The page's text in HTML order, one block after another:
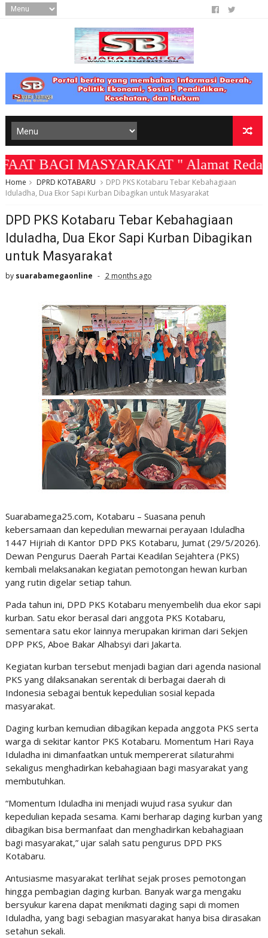
MASYARAKAT " Alamat Redaksi Jl.
Home DPRD KOTABARU
DPD PKS Kotabaru Tebar Kebahagiaan
Iduladha, Dua Ekor Sapi Kurban Dibagikan untuk Masyarakat
DPD PKS Kotabaru Tebar Kebahagiaan
Iduladha, Dua Ekor Sapi Kurban Dibagikan
untuk Masyarakat
by suarabamegaonline 2 months ago
Suarabamega25.com, Kotabaru – Suasana penuh
kebersamaan dan kepedulian mewarnai perayaan Iduladha
1447 Hijriah di Kantor DPD PKS Kotabaru, Jumat (29/5/2026).
Dewan Pengurus Daerah Partai Keadilan Sejahtera (PKS)
kembali melaksanakan kegiatan pemotongan hewan kurban
yang rutin digelar setiap tahun.
Pada tahun ini, DPD PKS Kotabaru menyembelih dua ekor sapi
kurban. Satu ekor berasal dari anggota PKS Kotabaru,
sementara satu ekor lainnya merupakan kiriman dari Sekjen
DPP PKS, Aboe Bakar Alhabsyi dari Jakarta.
Kegiatan kurban tersebut menjadi bagian dari agenda nasional
PKS yang dilaksanakan serentak di berbagai daerah di
Indonesia sebagai bentuk kepedulian sosial kepada
masyarakat.
Daging kurban kemudian dibagikan kepada anggota PKS serta
warga di sekitar kantor PKS Kotabaru. Momentum Hari Raya
Iduladha ini dimanfaatkan untuk mempererat silaturahmi
sekaligus menghadirkan kebahagiaan bagi masyarakat yang
membutuhkan.
“Momentum Iduladha ini menjadi wujud rasa syukur dan
kepedulian kepada sesama. Kami berharap daging kurban yang
dibagikan bisa bermanfaat dan menghadirkan kebahagiaan
bagi masyarakat,” ujar salah satu pengurus DPD PKS
Kotabaru.
Antusiasme masyarakat terlihat sejak proses pemotongan
hingga pembagian daging kurban. Banyak warga mengaku
bersyukur karena dapat menikmati daging sapi di momen
Iduladha, yang bagi sebagian masyarakat hanya bisa dirasakan
setahun sekali.